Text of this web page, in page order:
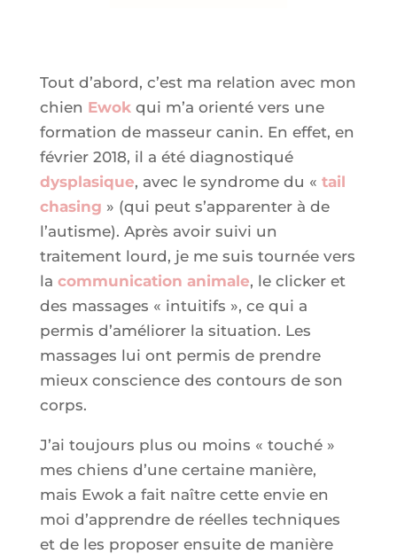
Tout d’abord, c’est ma relation avec mon
chien Ewok qui m’a orienté vers une
formation de masseur canin. En effet, en
février 2018, il a été diagnostiqué
dysplasique, avec le syndrome du « tail
chasing » (qui peut s’apparenter à de
l’autisme). Après avoir suivi un
traitement lourd, je me suis tournée vers
la communication animale, le clicker et
des massages « intuitifs », ce qui a
permis d’améliorer la situation. Les
massages lui ont permis de prendre
mieux conscience des contours de son
corps.
J’ai toujours plus ou moins « touché »
mes chiens d’une certaine manière,
mais Ewok a fait naître cette envie en
moi d’apprendre de réelles techniques
et de les proposer ensuite de manière